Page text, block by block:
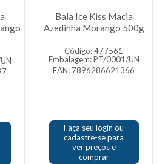
Bala Ice Kiss Macia
Azedinha Morango 500g
Código: 477561
Embalagem: PT/0001/UN
EAN: 7896286621366
Faça seu login ou
cadastre-se para
ver preços e
comprar